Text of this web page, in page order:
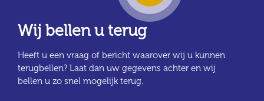
Wij bellen u terug
Heeft u een vraag of bericht waarover wij u kunnen
terugbellen? Laat dan uw gegevens achter en wij
bellen u zo snel mogelijk terug.